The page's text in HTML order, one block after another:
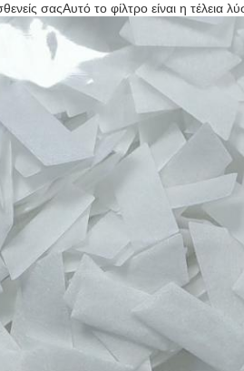
σαςΑυτό το φίλτρο είναι η τέλεια